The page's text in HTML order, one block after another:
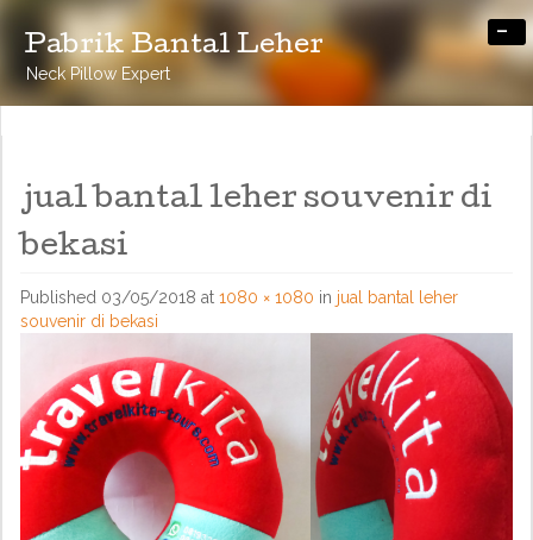
Pabrik Bantal Leher
Neck Pillow Expert
-
jual bantal leher souvenir di
bekasi
Published 03/05/2018 at 1080 × 1080 in jual bantal leher
souvenir di bekasi